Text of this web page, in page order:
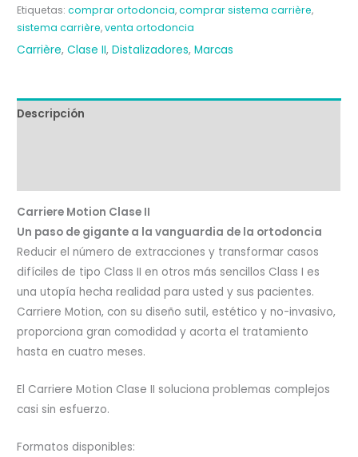
Distalizador
Ortodóntico
Etiquetas:comprar ortodoncia,comprar sistema carrière,
sistema carrière,venta ortodoncia
Carrière,Clase II,Distalizadores,Marcas
Descripción
Carriere Motion Clase II
Un paso de gigante a la vanguardia de la ortodoncia
Reducir el número de extracciones y transformar casos
difíciles de tipo Class II en otros más sencillos Class I es
una utopía hecha realidad para usted y sus pacientes.
Carriere Motion, con su diseño sutil, estético y no-invasivo,
proporciona gran comodidad y acorta el tratamiento
hasta en cuatro meses.
El Carriere Motion Clase II soluciona problemas complejos
casi sin esfuerzo.
Formatos disponibles: